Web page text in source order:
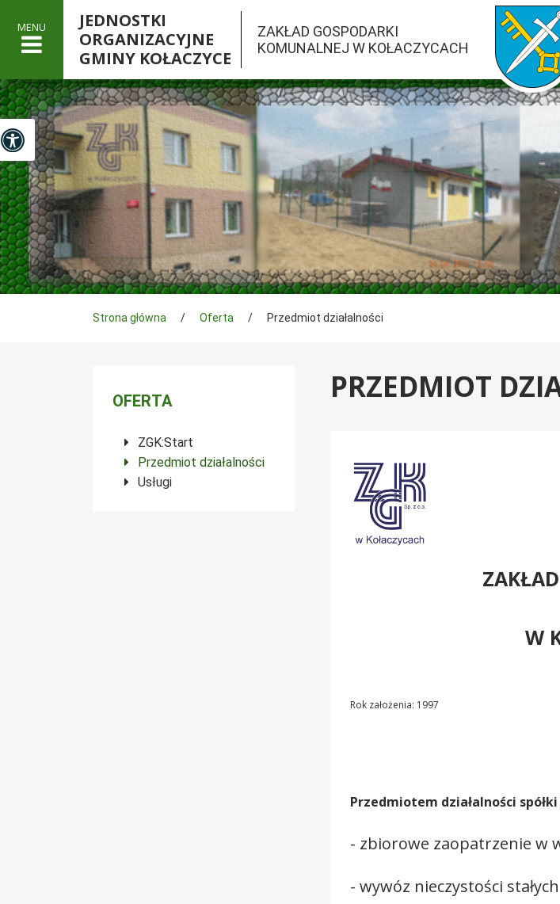
MENU
JEDNOSTKI
ORGANIZACYJNE
GMINY KOŁACZYCE
ZAKŁAD GOSPODARKI
KOMUNALNEJ W KOŁACZYCACH
Tutaj jesteś
Strona główna / Oferta / Przedmiot działalności

Panel dostosowania ułatwień dostępu
Menu boczne
OFERTA
ZGK:Start
Przedmiot działalności
Usługi
PRZEDMIOT
W
Rok założenia: 1997
Przedmiotem działalności
- zbiorowe zaopatrzenie w
- wywóz nieczystości